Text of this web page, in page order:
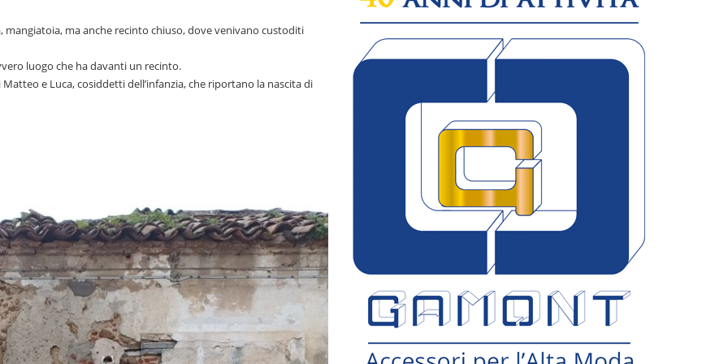
mangiatoia, ma anche recinto chiuso, dove venivano custoditi
luogo che ha davanti un recinto.
e Luca, cosiddetti dell’infanzia, che riportano la nascita di